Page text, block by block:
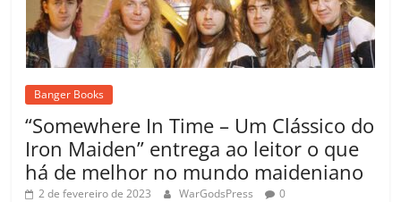
Banger Books
“Somewhere In Time – Um Clássico do
Iron Maiden” entrega ao leitor o que
há de melhor no mundo maideniano
2 de fevereiro de 2023 WarGodsPress 0